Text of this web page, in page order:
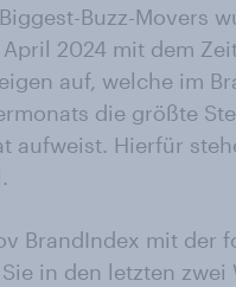
Buzz-Movers
2024 mit dem
auf, welche im
die größte
aufweist. Hierfür
BrandIndex mit der
in den letzten